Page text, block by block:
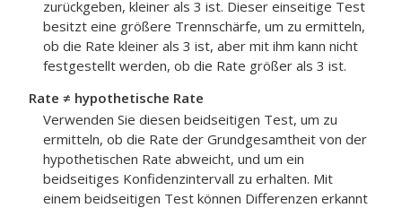
zurückgeben, kleiner als 3 ist. Dieser einseitige Test
besitzt eine größere Trennschärfe, um zu ermitteln,
ob die Rate kleiner als 3 ist, aber mit ihm kann nicht
festgestellt werden, ob die Rate größer als 3 ist.
Rate ≠ hypothetische Rate
Verwenden Sie diesen beidseitigen Test, um zu
ermitteln, ob die Rate der Grundgesamtheit von der
hypothetischen Rate abweicht, und um ein
beidseitiges Konfidenzintervall zu erhalten. Mit
einem beidseitigen Test können Differenzen erkannt